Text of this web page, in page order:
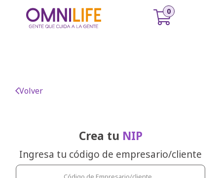
Volver
Crea tu NIP
Ingresa tu código de empresario/cliente